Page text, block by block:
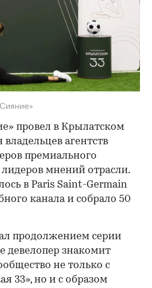
провел в Крылатском
агентств
премиального
лидеров мнений отрасли.
в Paris Saint-Germain
канала и собрало 50
продолжением серии
девелопер знакомит
не только с
33», но и с образом